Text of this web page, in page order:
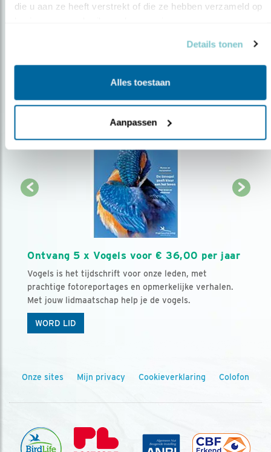
die u aan ze heeft verstrekt of die ze hebben verzameld op
Details tonen
Alles toestaan
Aanpassen
AANMELDEN VOGELNIEUWS
Ontvang 5 x Vogels voor € 36,00 per jaar
Vogels is het tijdschrift voor onze leden, met
prachtige fotoreportages en opmerkelijke verhalen.
Met jouw lidmaatschap help je de vogels.
WORD LID
Onze sites Mijn privacy Cookieverklaring Colofon